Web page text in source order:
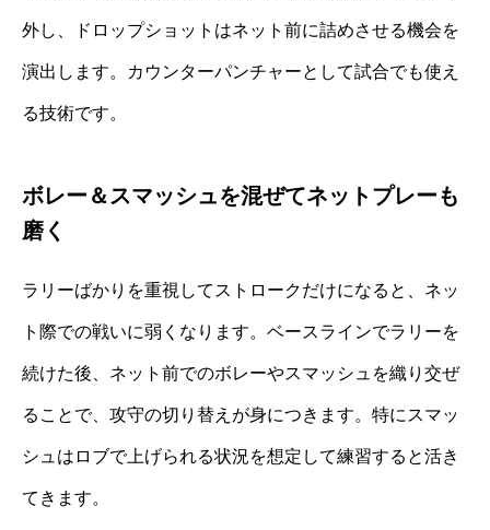
外し、ドロップショットはネット前に詰めさせる機会を
演出します。カウンターパンチャーとして試合でも使え
る技術です。
ボレー＆スマッシュを混ぜてネットプレーも
磨く
ラリーばかりを重視してストロークだけになると、ネッ
ト際での戦いに弱くなります。ベースラインでラリーを
続けた後、ネット前でのボレーやスマッシュを織り交ぜ
ることで、攻守の切り替えが身につきます。特にスマッ
シュはロブで上げられる状況を想定して練習すると活き
てきます。